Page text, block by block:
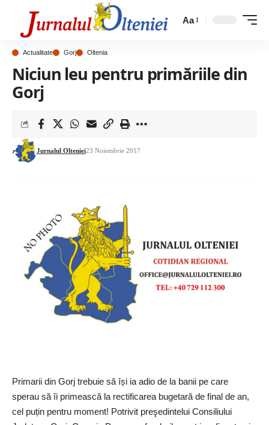
Aa
Actualitate Gorj Oltenia
Niciun leu pentru primăriile din
Gorj
Jurnalul Olteniei23 Noiembrie 2017
Primarii din Gorj trebuie să își ia adio de la banii pe care
sperau să îi primească la rectificarea bugetară de final de an,
cel puțin pentru moment! Potrivit preşedintelui Consiliului